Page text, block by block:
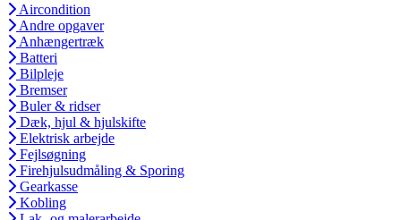
Aircondition
Andre opgaver
Anhængertræk
Batteri
Bilpleje
Bremser
Buler & ridser
Dæk, hjul & hjulskifte
Elektrisk arbejde
Fejlsøgning
Firehjulsudmåling & Sporing
Gearkasse
Kobling